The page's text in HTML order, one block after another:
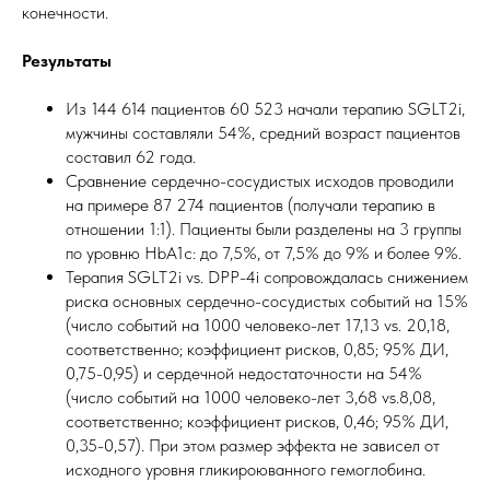
конечности.
Результаты
Из 144 614 пациентов 60 523 начали терапию SGLT2i,
мужчины составляли 54%, средний возраст пациентов
составил 62 года.
Сравнение сердечно-сосудистых исходов проводили
на примере 87 274 пациентов (получали терапию в
отношении 1:1). Пациенты были разделены на 3 группы
по уровню HbA1c: до 7,5%, от 7,5% до 9% и более 9%.
Терапия SGLT2i vs. DPP-4i сопровождалась снижением
риска основных сердечно-сосудистых событий на 15%
(число событий на 1000 человеко-лет 17,13 vs. 20,18,
соответственно; коэффициент рисков, 0,85; 95% ДИ,
0,75-0,95) и сердечной недостаточности на 54%
(число событий на 1000 человеко-лет 3,68 vs.8,08,
соответственно; коэффициент рисков, 0,46; 95% ДИ,
0,35-0,57). При этом размер эффекта не зависел от
исходного уровня гликироюванного гемоглобина.